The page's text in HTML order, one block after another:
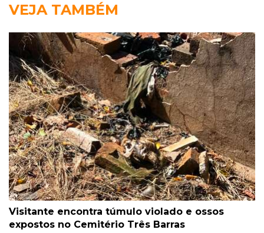
VEJA TAMBÉM
Visitante encontra túmulo violado e ossos
expostos no Cemitério Três Barras